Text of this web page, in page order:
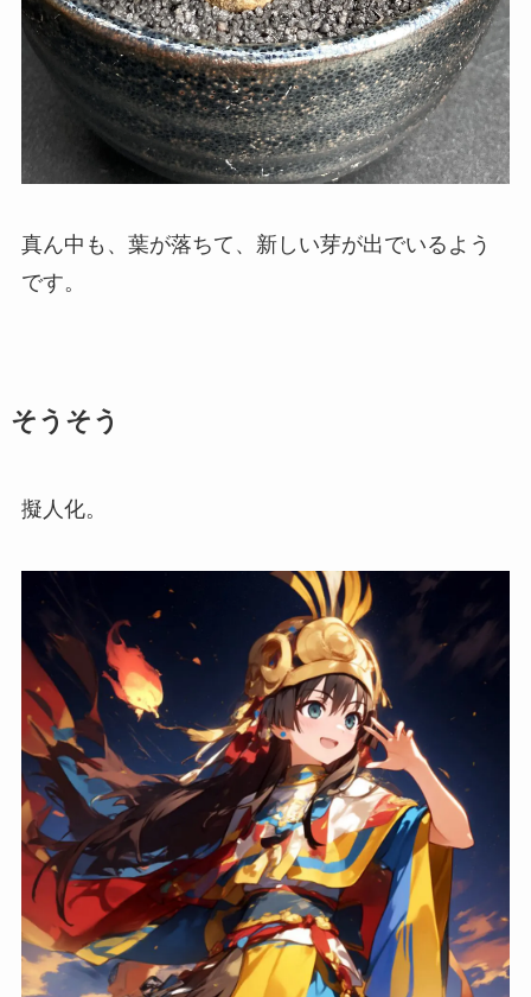
真ん中も、葉が落ちて、新しい芽が出でいるよう
です。
そうそう
擬人化。